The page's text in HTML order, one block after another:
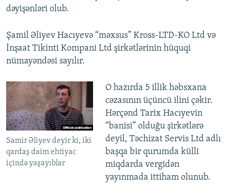
dəyişənləri olub.
Şamil Əliyev Hacıyevə “məxsus” Kross-LTD-KO Ltd və
İnşaat Tikinti Kompani Ltd şirkətlərinin hüquqi
nümayəndəsi sayılır.
Samir Əliyev deyir ki, iki
qardaş daim ehtiyac
içində yaşayıblar
O hazırda 5 illik həbsxana
cəzasının üçüncü ilini çəkir.
Hərçənd Tarix Hacıyevin
“banisi” olduğu şirkətlərə
deyil, Təchizat Servis Ltd adlı
başqa bir qurumda külli
miqdarda vergidən
yayınmada ittiham olunub.